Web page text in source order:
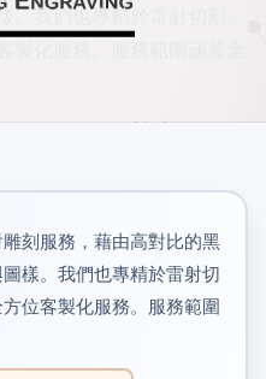
。我們也專精於雷射切割、
刻服務，藉由高對比的黑
樣。我們也專精於雷射切
位客製化服務。服務範圍